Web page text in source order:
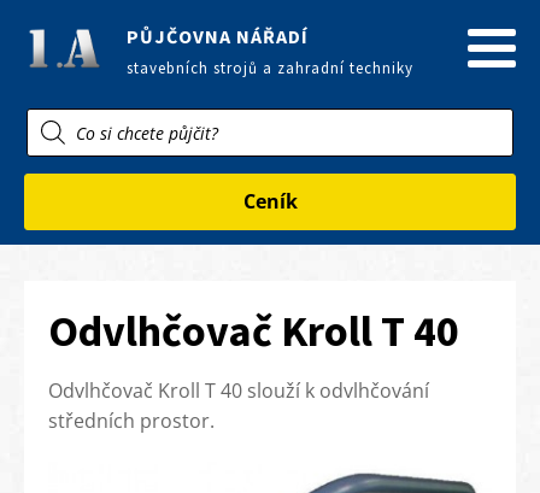
PŮJČOVNA NÁŘADÍ
stavebních strojů a zahradní techniky
Products
search
Ceník
Odvlhčovač Kroll T 40
Odvlhčovač Kroll T 40 slouží k odvlhčování
středních prostor.